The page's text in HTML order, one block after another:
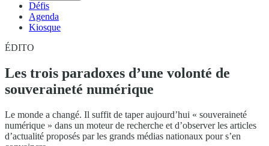
Défis
Agenda
Kiosque
ÉDITO
Les trois paradoxes d’une volonté de
souveraineté numérique
Le monde a changé. Il suffit de taper aujourd’hui « souveraineté
numérique » dans un moteur de recherche et d’observer les articles
d’actualité proposés par les grands médias nationaux pour s’en